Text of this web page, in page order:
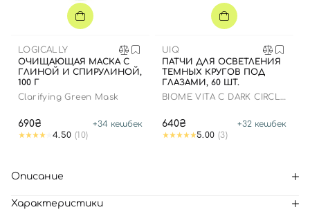
LOGICALLY
ОЧИЩАЮЩАЯ МАСКА С
ГЛИНОЙ И СПИРУЛИНОЙ,
100 Г
Clarifying Green Mask
690₴ +34 кешбек
4.50 (10)
UIQ
ПАТЧИ ДЛЯ ОСВЕТЛЕНИЯ
ТЕМНЫХ КРУГОВ ПОД
ГЛАЗАМИ, 60 ШТ.
BIOME VITA C DARK CIRCLE
640₴ +32 кешбек
5.00 (3)
Описание
Характеристики